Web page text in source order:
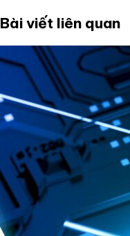
Bài viết liên quan